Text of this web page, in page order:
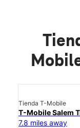
Tienda T-Mobile
T-Mobile Salem
7.8 miles away